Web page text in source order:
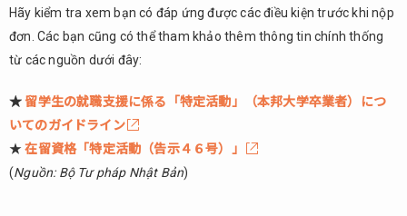
Hãy kiểm tra xem bạn có đáp ứng được các điều kiện trước khi nộp
đơn. Các bạn cũng có thể tham khảo thêm thông tin chính thống
từ các nguồn dưới đây:
★留学生の就職支援に係る「特定活動」（本邦大学卒業者）につ
いてのガイドライン
★在留資格「特定活動（告示４６号）」
(Nguồn: Bộ Tư pháp Nhật Bản)